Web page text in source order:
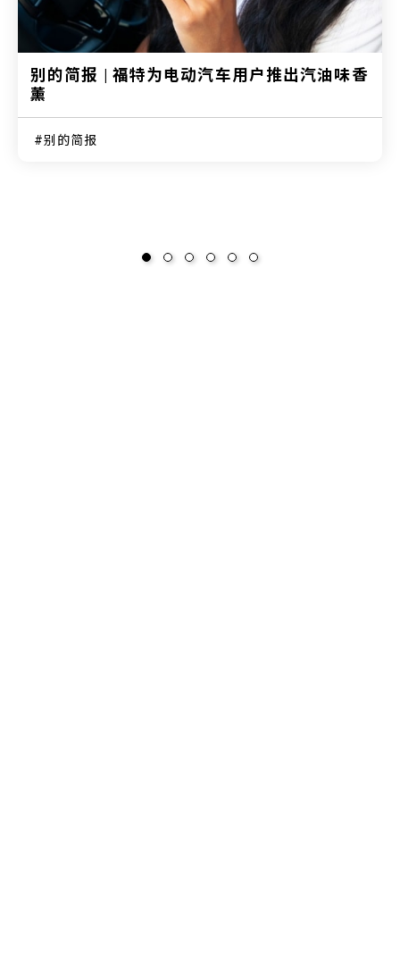
别的简报 | 福特为电动汽车用户推出汽油味香
薰
别的简报